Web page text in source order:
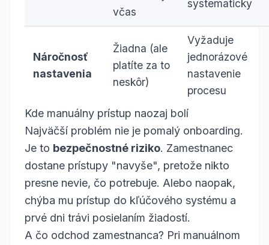
včas
systematicky
Náročnosť
nastavenia
Žiadna (ale
platíte za to
neskôr)
Vyžaduje
jednorázové
nastavenie
procesu
Kde manuálny prístup naozaj bolí
Najväčší problém nie je pomalý onboarding.
Je to bezpečnostné riziko. Zamestnanec
dostane prístupy "navyše", pretože nikto
presne nevie, čo potrebuje. Alebo naopak,
chýba mu prístup do kľúčového systému a
prvé dni trávi posielaním žiadostí.
A čo odchod zamestnanca? Pri manuálnom